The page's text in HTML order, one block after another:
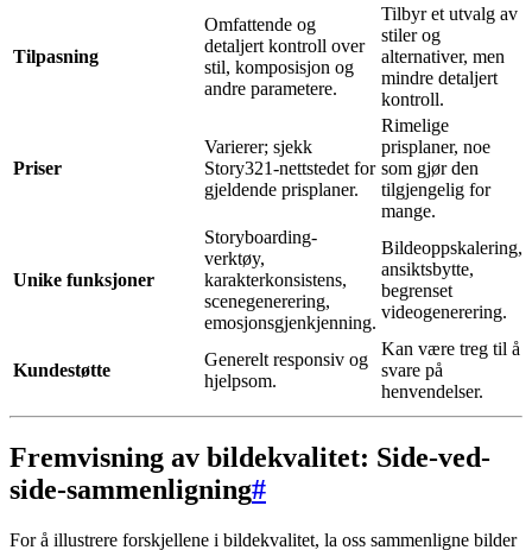
Tilpasning
Omfattende og
detaljert kontroll over
stil, komposisjon og
andre parametere.
Tilbyr et utvalg av
stiler og
alternativer, men
mindre detaljert
kontroll.
Priser
Varierer; sjekk
Story321-nettstedet for
gjeldende prisplaner.
Rimelige
prisplaner, noe
som gjør den
tilgjengelig for
mange.
Unike funksjoner
Storyboarding-
verktøy,
karakterkonsistens,
scenegenerering,
emosjonsgjenkjenning.
Bildeoppskalering,
ansiktsbytte,
begrenset
videogenerering.
Kundestøtte
Generelt responsiv og
hjelpsom.
Kan være treg til å
svare på
henvendelser.
Fremvisning av bildekvalitet: Side-ved-
side-sammenligning#
For å illustrere forskjellene i bildekvalitet, la oss sammenligne bilder